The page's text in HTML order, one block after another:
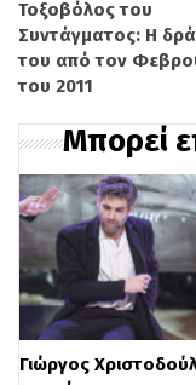
ΕΛΛΑΔΟΣ
05:30
ΣΗΜΕΡΑ
ΕΛΛΑΔΑ
ΩΡΑ
ΕΛΛΑΔΟΣ
Τοξοβόλος του
Συντάγματος: Η
του από τον
του 2011
Μπορεί
Γιώργος